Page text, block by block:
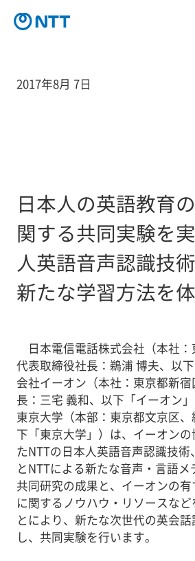
2017年8月 7日
日本人の英語教育
関する共同実験を
人英語音声認識技
新たな学習方法を
日本電信電話株式会社（本社：
代表取締役社長：鵜浦 博夫、以
会社イーオン（本社：東京都新
長：三宅 義和、以下「イーオン
東京大学（本部：東京都文京区
下「東京大学」）は、イーオン
たNTTの日本人英語音声認識技
とNTTによる新たな音声・言語
共同研究の成果と、イーオンの
に関するノウハウ・リソースな
とにより、新たな次世代の英会
し、共同実験を行います。